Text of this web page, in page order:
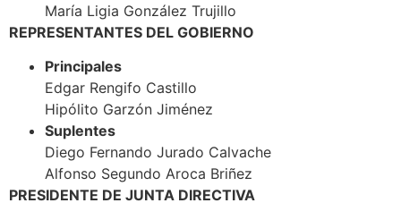
María Ligia González Trujillo
REPRESENTANTES DEL GOBIERNO
Principales
Edgar Rengifo Castillo
Hipólito Garzón Jiménez
Suplentes
Diego Fernando Jurado Calvache
Alfonso Segundo Aroca Briñez
PRESIDENTE DE JUNTA DIRECTIVA